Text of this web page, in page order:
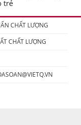
trẻ
CHẤT LƯỢNG
CHẤT LƯỢNG